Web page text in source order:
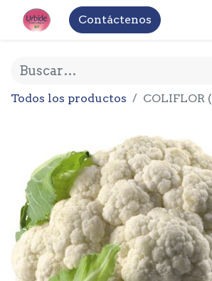
Contáctenos
Todos los productos COLIFLOR